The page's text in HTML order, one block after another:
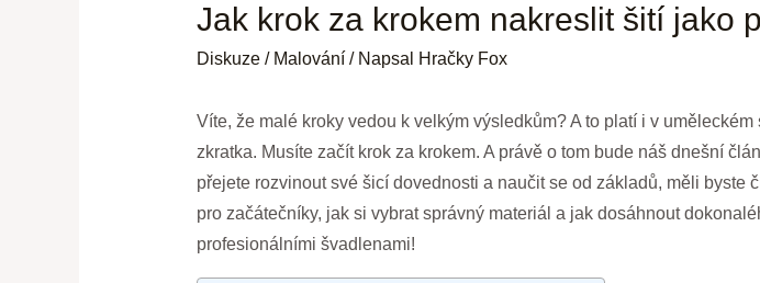
Jak krok za krokem nakreslit šití jako
Diskuze / Malování/ Napsal Hračky Fox
Víte, že malé kroky vedou k velkým výsledkům? A to platí i v
zkratka. Musíte začít krok za krokem. A právě o tom bude náš dnešní
přejete rozvinout své šicí dovednosti a naučit se od základů, měli
pro začátečníky, jak si vybrat správný materiál a jak dosáhnout
profesionálními švadlenami!